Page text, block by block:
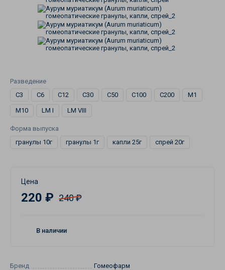
Бренд Гомеофарм
Разведение
C3
C6 C12 C30 C50 C100 C200 M1
M10 LM I LM VIII
Форма выпуска
гранулы 10г
гранулы 1г капли 25г спрей 20г
Цена
220 ₽ 240 ₽
В наличии